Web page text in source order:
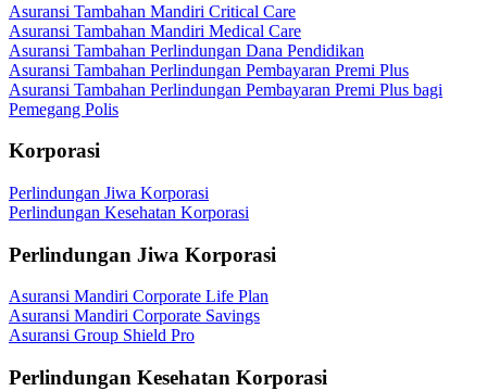
Asuransi Tambahan Mandiri Critical Care
Asuransi Tambahan Mandiri Medical Care
Asuransi Tambahan Perlindungan Dana Pendidikan
Asuransi Tambahan Perlindungan Pembayaran Premi Plus
Asuransi Tambahan Perlindungan Pembayaran Premi Plus bagi
Pemegang Polis
Korporasi
Perlindungan Jiwa Korporasi
Perlindungan Kesehatan Korporasi
Perlindungan Jiwa Korporasi
Asuransi Mandiri Corporate Life Plan
Asuransi Mandiri Corporate Savings
Asuransi Group Shield Pro
Perlindungan Kesehatan Korporasi